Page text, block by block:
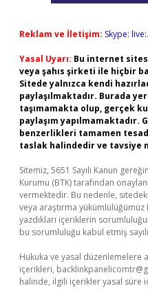
Reklam ve İletişim: Skype:
Yasal Uyarı: Bu internet
veya şahıs şirketi ile hiçbir
Sitede yalnızca kendi
paylaşılmaktadır. Burada
taşımamakta olup, gerçek
paylaşım
benzerlikleri tamamen
taslak halindedir ve tavsiye
Sitemiz, 5651 Sayılı Kanun
Kurumu (BTK) tarafından
vermektedir. Bu nedenle,
veya araştırma
yazdıkları içeriklerin
bu sorumluluğu kabul etmiş
Hukuka ve yasal düzenlemelere
içerikleri,
halinde, ilgili içerikler yasal süre